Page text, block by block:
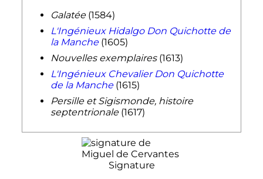
Galatée(1584)
L'Ingénieux Hidalgo Don Quichotte de
la Manche(1605)
Nouvelles exemplaires(1613)
L'Ingénieux Chevalier Don Quichotte
de la Manche(1615)
Persille et Sigismonde, histoire
septentrionale(1617)
Signature